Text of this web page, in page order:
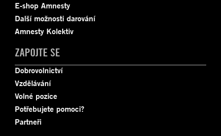
E-shop Amnesty
Další možnosti darování
Amnesty Kolektiv
ZAPOJTE SE
Dobrovolnictví
Vzdělávání
Volné pozice
Potřebujete pomoci?
Partneři